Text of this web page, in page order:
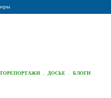
ДОСЬЕ БЛОГИ